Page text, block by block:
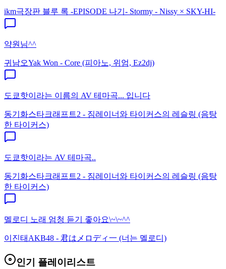
ikm극장판 블루 록 -EPISODE 나기- Stormy - Nissy × SKY-HI-
약원님^^
귀남오Yak Won - Core (피아노, 위엄, Ez2dj)
도쿄핫이라는 이름의 AV 테마곡... 입니다
동기화스타크래프트2 - 짐레이너와 타이커스의 레슬링 (음탕
한 타이커스)
도쿄핫이라는 AV 테마곡..
동기화스타크래프트2 - 짐레이너와 타이커스의 레슬링 (음탕
한 타이커스)
멜로디 노래 엄청 듣기 좋아요\~\~^^
이진태 AKB48 - 君はメロディ一 (너는 멜로디)
인기 플레이리스트